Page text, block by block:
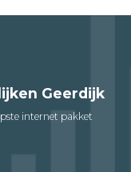
Geerdijk
internet pakket